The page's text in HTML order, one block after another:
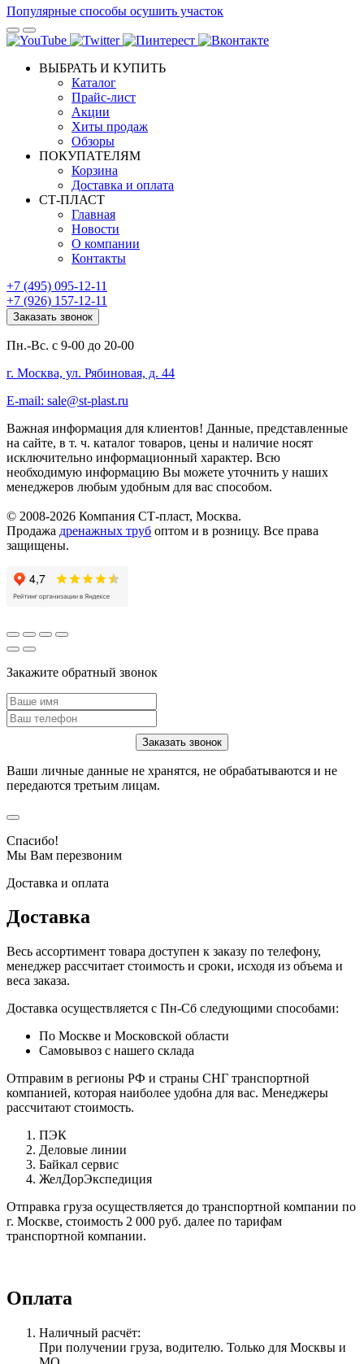
Популярные способы осушить участок
ВЫБРАТЬ И КУПИТЬ
Каталог
Прайс-лист
Акции
Хиты продаж
Обзоры
ПОКУПАТЕЛЯМ
Корзина
Доставка и оплата
СТ-ПЛАСТ
Главная
Новости
О компании
Контакты
+7 (495) 095-12-11
+7 (926) 157-12-11
Заказать звонок
Пн.-Вс. с 9-00 до 20-00
г. Москва, ул. Рябиновая, д. 44
E-mail: sale@st-plast.ru
Важная информация для клиентов! Данные, представленные
на сайте, в т. ч. каталог товаров, цены и наличие носят
исключительно информационный характер. Всю
необходимую информацию Вы можете уточнить у наших
менеджеров любым удобным для вас способом.
© 2008-2026 Компания СТ-пласт, Москва.
Продажа дренажных труб оптом и в розницу. Все права
защищены.
Закажите обратный звонок
Ваши личные данные не хранятся, не обрабатываются и не
передаются третьим лицам.
Спасибо!
Мы Вам перезвоним
Доставка и оплата
Доставка
Весь ассортимент товара доступен к заказу по телефону,
менеджер рассчитает стоимость и сроки, исходя из объема и
веса заказа.
Доставка осуществляется с Пн-Сб следующими способами:
По Москве и Московской области
Самовывоз с нашего склада
Отправим в регионы РФ и страны СНГ транспортной
компанией, которая наиболее удобна для вас. Менеджеры
рассчитают стоимость.
ПЭК
Деловые линии
Байкал сервис
ЖелДорЭкспедиция
Отправка груза осуществляется до транспортной компании по
г. Москве, стоимость 2 000 руб. далее по тарифам
транспортной компании.
Оплата
Наличный расчёт:
При получении груза, водителю. Только для Москвы и